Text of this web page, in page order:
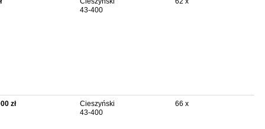
43-400
zł
Cieszyński
43-400
66 x